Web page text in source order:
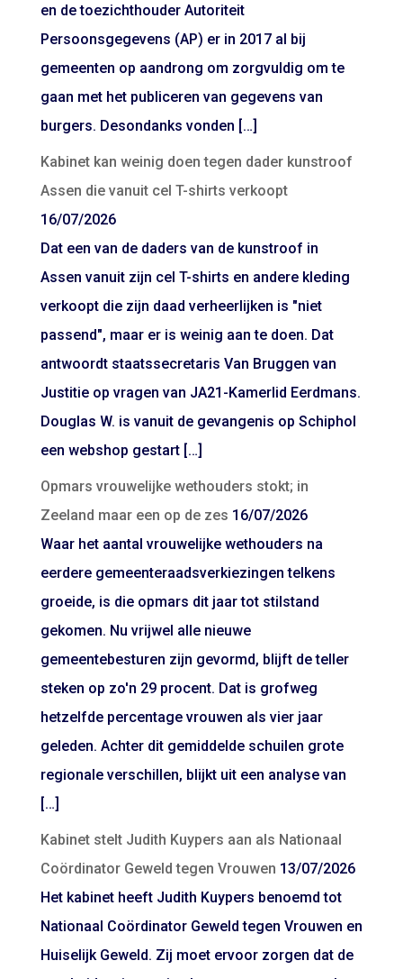
en de toezichthouder Autoriteit
Persoonsgegevens (AP) er in 2017 al bij
gemeenten op aandrong om zorgvuldig om te
gaan met het publiceren van gegevens van
burgers. Desondanks vonden […]
Kabinet kan weinig doen tegen dader kunstroof
Assen die vanuit cel T-shirts verkoopt
16/07/2026
Dat een van de daders van de kunstroof in
Assen vanuit zijn cel T-shirts en andere kleding
verkoopt die zijn daad verheerlijken is "niet
passend", maar er is weinig aan te doen. Dat
antwoordt staatssecretaris Van Bruggen van
Justitie op vragen van JA21-Kamerlid Eerdmans.
Douglas W. is vanuit de gevangenis op Schiphol
een webshop gestart […]
Opmars vrouwelijke wethouders stokt; in
Zeeland maar een op de zes 16/07/2026
Waar het aantal vrouwelijke wethouders na
eerdere gemeenteraadsverkiezingen telkens
groeide, is die opmars dit jaar tot stilstand
gekomen. Nu vrijwel alle nieuwe
gemeentebesturen zijn gevormd, blijft de teller
steken op zo'n 29 procent. Dat is grofweg
hetzelfde percentage vrouwen als vier jaar
geleden. Achter dit gemiddelde schuilen grote
regionale verschillen, blijkt uit een analyse van
[…]
Kabinet stelt Judith Kuypers aan als Nationaal
Coördinator Geweld tegen Vrouwen 13/07/2026
Het kabinet heeft Judith Kuypers benoemd tot
Nationaal Coördinator Geweld tegen Vrouwen en
Huiselijk Geweld. Zij moet ervoor zorgen dat de